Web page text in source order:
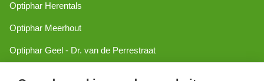
Optiphar Herentals
Optiphar Meerhout
Optiphar Geel - Dr. van de Perrestraat